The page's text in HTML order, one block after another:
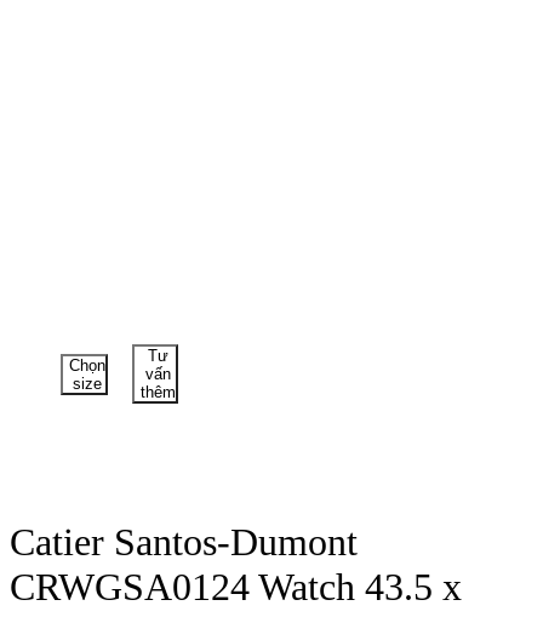
Chọn
size
Tư
vấn
thêm
Catier Santos-Dumont
CRWGSA0124 Watch 43.5 x